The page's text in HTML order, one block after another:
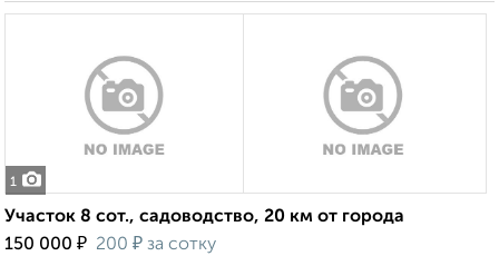
1
Участок 8 сот., садоводство, 20 км от города
150 000 ₽ 200 ₽ за сотку